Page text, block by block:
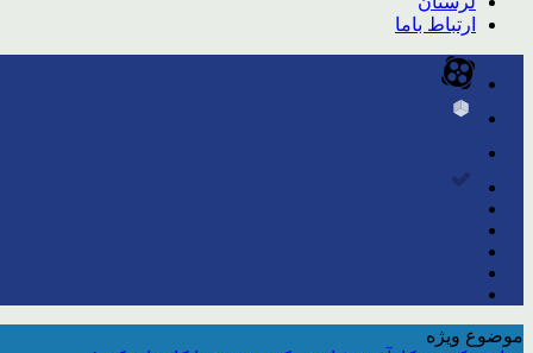
ارتباط باما
موضوع ویژه